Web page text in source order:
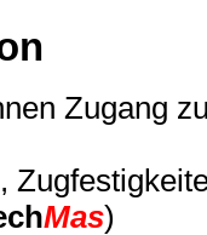
Zugang
Mas)